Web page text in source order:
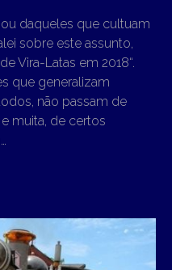
daqueles que cultuam
sobre este assunto,
Vira-Latas em 2018“.
que generalizam
não passam de
muita, de certos